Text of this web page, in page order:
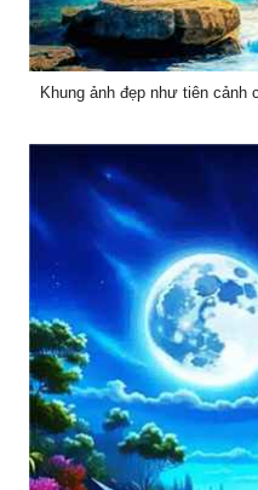
Khung ảnh đẹp như tiên cảnh